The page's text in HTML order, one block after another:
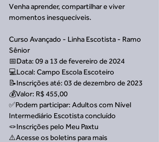
Venha aprender, compartilhar e viver
momentos inesquecíveis.
Curso Avançado - Linha Escotista - Ramo
Sênior
📅Data: 09 a 13 de fevereiro de 2024
💻Local: Campo Escola Escoteiro
📝Inscrições até: 03 de dezembro de 2023
💰Valor: R$ 455,00
✅Podem participar: Adultos com Nível
Intermediário Escotista concluído
🪢Inscrições pelo Meu Paxtu
⚠️Acesse os boletins para mais